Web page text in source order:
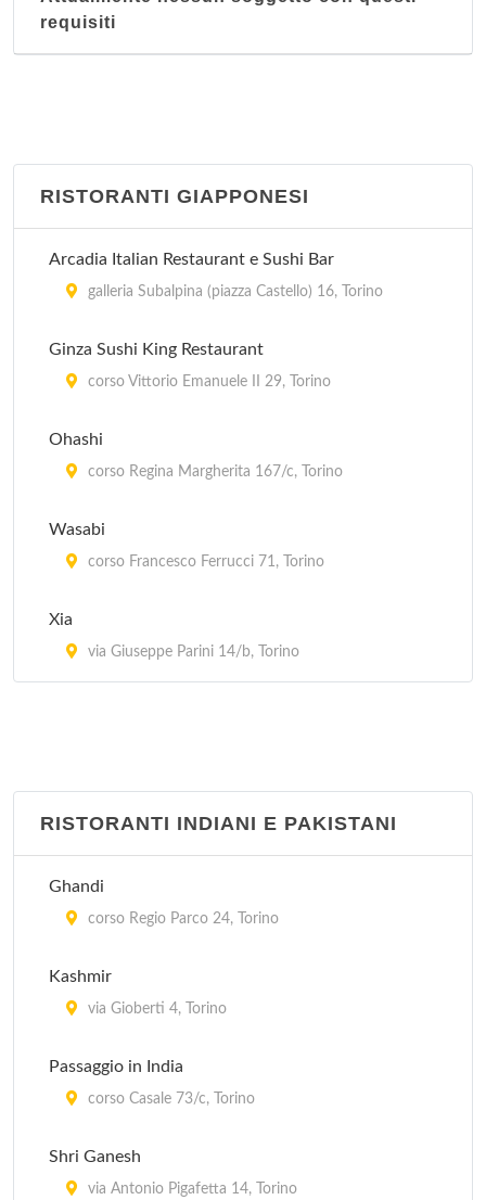
requisiti
RISTORANTI GIAPPONESI
Arcadia Italian Restaurant e Sushi Bar
galleria Subalpina (piazza Castello) 16, Torino
Ginza Sushi King Restaurant
corso Vittorio Emanuele II 29, Torino
Ohashi
corso Regina Margherita 167/c, Torino
Wasabi
corso Francesco Ferrucci 71, Torino
Xia
via Giuseppe Parini 14/b, Torino
RISTORANTI INDIANI E PAKISTANI
Ghandi
corso Regio Parco 24, Torino
Kashmir
via Gioberti 4, Torino
Passaggio in India
corso Casale 73/c, Torino
Shri Ganesh
via Antonio Pigafetta 14, Torino